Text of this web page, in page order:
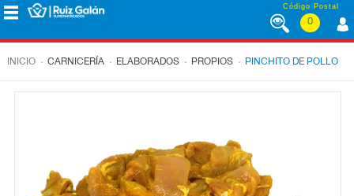
Saltar al contenido Código Postal
0
CORPORATIVO
DESAYUNO
INICIO . CARNICERÍA . ELABORADOS . PROPIOS . PINCHITO DE POLLO